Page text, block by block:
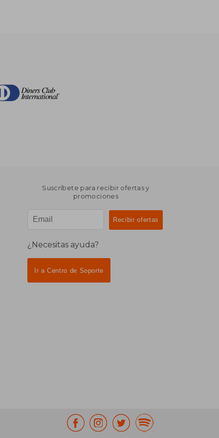
Suscríbete para recibir ofertas y
promociones
¿Necesitas ayuda?
Ir a Centro de Soporte